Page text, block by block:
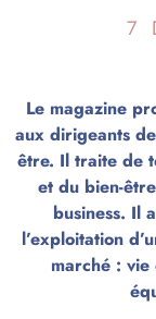
7
Le magazine
aux dirigeants
être. Il traite de
et du bien-
business. Il
l’exploitation
marché : vie